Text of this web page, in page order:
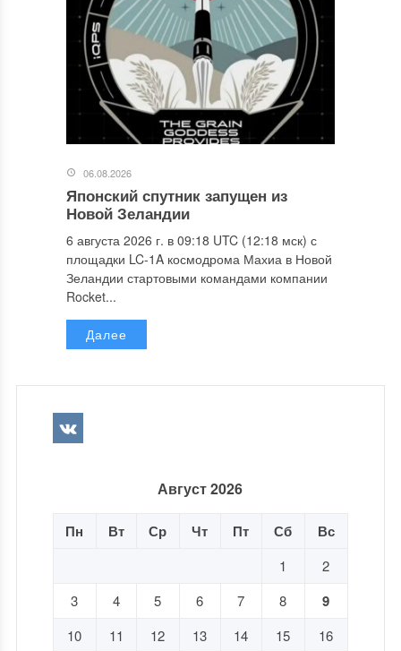
06.08.2026
Японский спутник запущен из
Новой Зеландии
6 августа 2026 г. в 09:18 UTC (12:18 мск) с
площадки LC-1A космодрома Махиа в Новой
Зеландии стартовыми командами компании
Rocket...
Далее
Август 2026
Пн Вт Ср Чт Пт Сб Вс
1
2
3
4 5 6 7 8 9
10 11 12 13 14 15
16